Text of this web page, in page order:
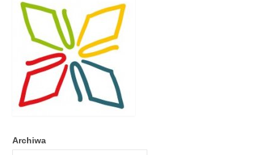
Archiwa